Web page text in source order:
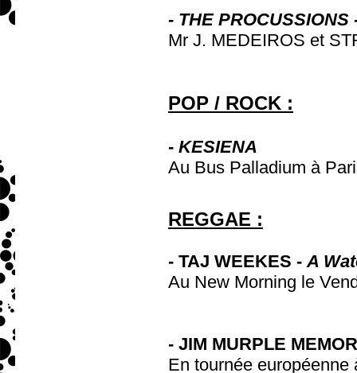
- THE PROCUSSIONS
Mr J. MEDEIROS et
POP / ROCK :
- KESIENA
Au Bus Palladium à
REGGAE :
- TAJ WEEKES -A
Au New Morning le
- JIM MURPLE
En tournée